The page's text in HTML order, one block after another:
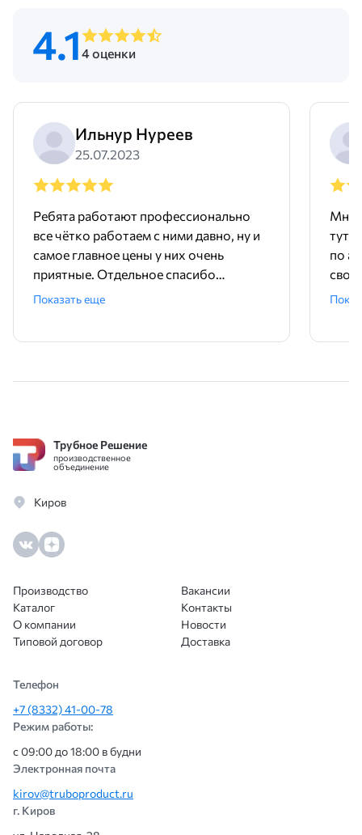
4.1 4 оценки
Ильнур Нуреев
25.07.2023
Ребята работают профессионально
все чётко работаем с ними давно, ну и
самое главное цены у них очень
приятные. Отдельное спасибо
менеджеру Родиону!
Показать еще
Мне
тут
по
Трубное Решение
производственное
объединение
Киров
Производство
Каталог
О компании
Типовой договор
Вакансии
Контакты
Новости
Доставка
Телефон
+7 (8332) 41-00-78
Режим работы:
с 09:00 до 18:00 в будни
Электронная почта
kirov@truboproduct.ru
г. Киров